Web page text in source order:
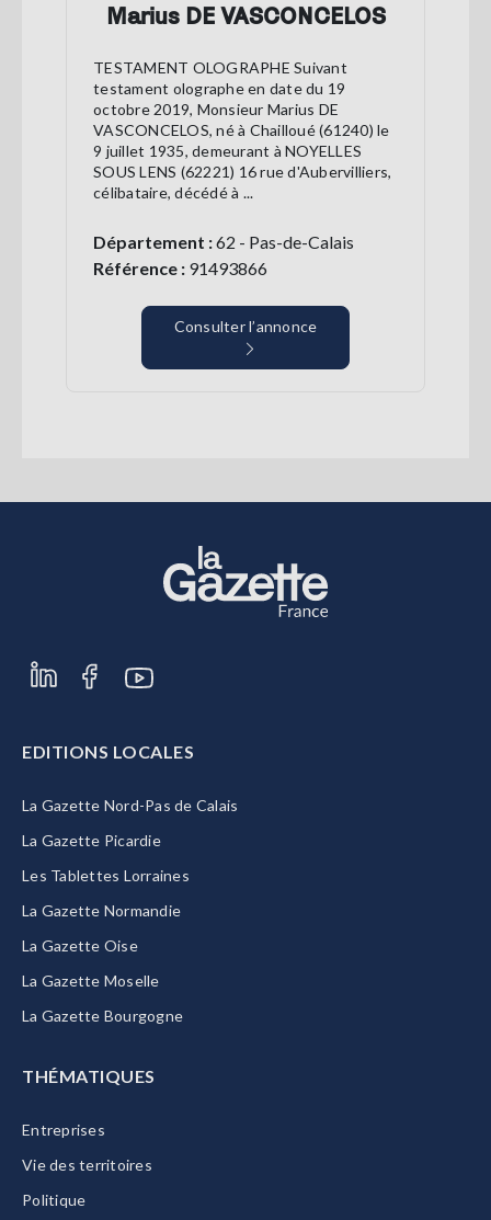
Marius DE VASCONCELOS
TESTAMENT OLOGRAPHE Suivant
testament olographe en date du 19
octobre 2019, Monsieur Marius DE
VASCONCELOS, né à Chailloué (61240) le
9 juillet 1935, demeurant à NOYELLES
SOUS LENS (62221) 16 rue d'Aubervilliers,
célibataire, décédé à ...
Département :62 - Pas-de-Calais
Référence : 91493866
Consulter l’annonce
EDITIONS LOCALES
La Gazette Nord-Pas de Calais
La Gazette Picardie
Les Tablettes Lorraines
La Gazette Normandie
La Gazette Oise
La Gazette Moselle
La Gazette Bourgogne
THÉMATIQUES
Entreprises
Vie des territoires
Politique